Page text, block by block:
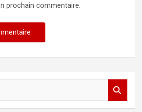
prochain commentaire.